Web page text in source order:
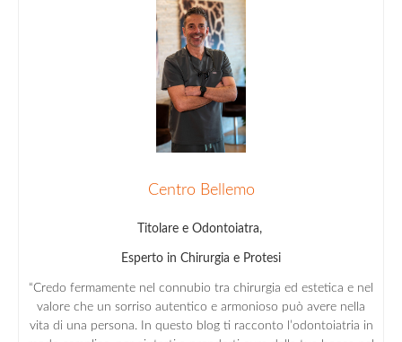
Centro Bellemo
Titolare e Odontoiatra,
Esperto in Chirurgia e Protesi
“Credo fermamente nel connubio tra chirurgia ed estetica e nel
valore che un sorriso autentico e armonioso può avere nella
vita di una persona. In questo blog ti racconto l’odontoiatria in